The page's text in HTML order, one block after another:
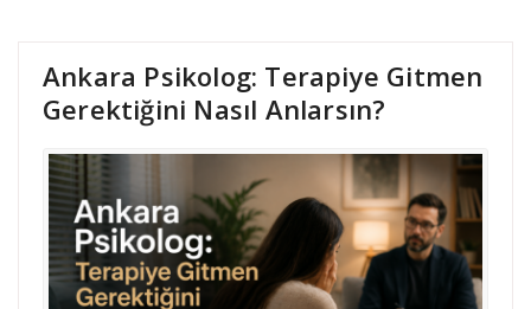
Ankara Psikolog: Terapiye Gitmen
Gerektiğini Nasıl Anlarsın?